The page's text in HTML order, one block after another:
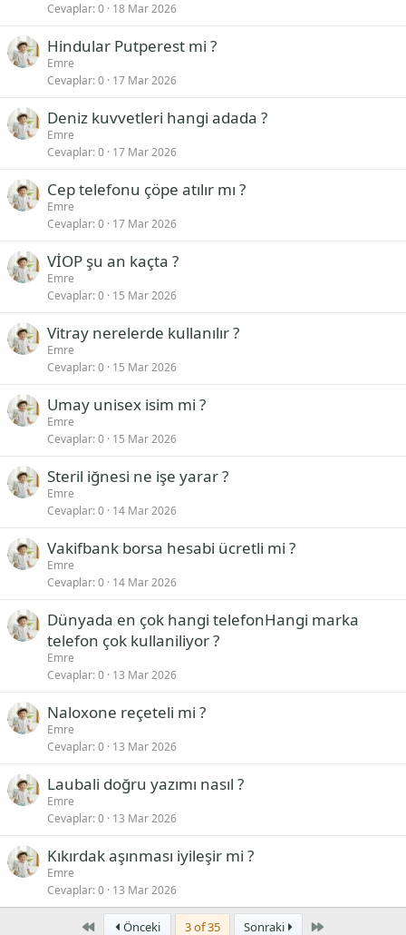
Cevaplar 0 18 Mar 2026
Hindular Putperest mi ?
Emre
Cevaplar 0 17 Mar 2026
Deniz kuvvetleri hangi adada ?
Emre
Cevaplar 0 17 Mar 2026
Cep telefonu çöpe atılır mı ?
Emre
Cevaplar 0 17 Mar 2026
VİOP şu an kaçta ?
Emre
Cevaplar 0 15 Mar 2026
Vitray nerelerde kullanılır ?
Emre
Cevaplar 0 15 Mar 2026
Umay unisex isim mi ?
Emre
Cevaplar 0 15 Mar 2026
Steril iğnesi ne işe yarar ?
Emre
Cevaplar 0 14 Mar 2026
Vakifbank borsa hesabi ücretli mi ?
Emre
Cevaplar 0 14 Mar 2026
Dünyada en çok hangi telefonHangi marka
telefon çok kullaniliyor ?
Emre
Cevaplar 0 13 Mar 2026
Naloxone reçeteli mi ?
Emre
Cevaplar 0 13 Mar 2026
Laubali doğru yazımı nasıl ?
Emre
Cevaplar 0 13 Mar 2026
Kıkırdak aşınması iyileşir mi ?
Emre
Cevaplar 0 13 Mar 2026
First Önceki 3 of 35 Sonraki Last